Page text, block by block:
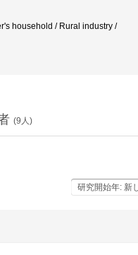
household / Rural industry /
(9 人)